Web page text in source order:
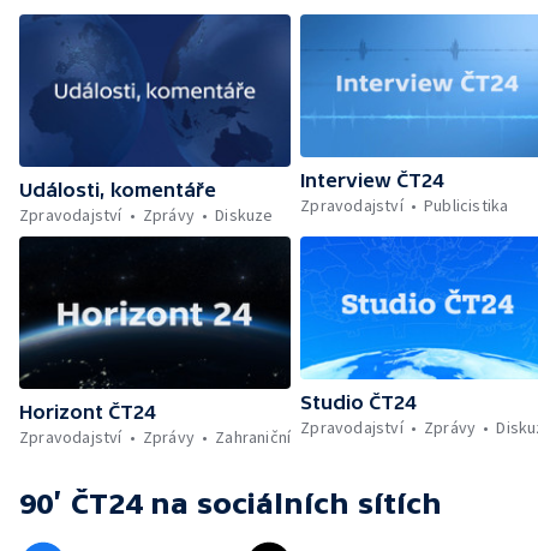
Události, komentáře
Zpravodajství
Zprávy Diskuze
Interview ČT24
Zpravodajství
Publicistika
Horizont ČT24
Zpravodajství
Zprávy Zahraniční
Studio ČT24
Zpravodajství
Zprávy
90’ ČT24 na sociálních sítích